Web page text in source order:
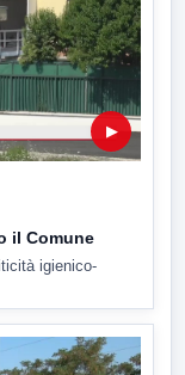
▶
il Comune
igienico-